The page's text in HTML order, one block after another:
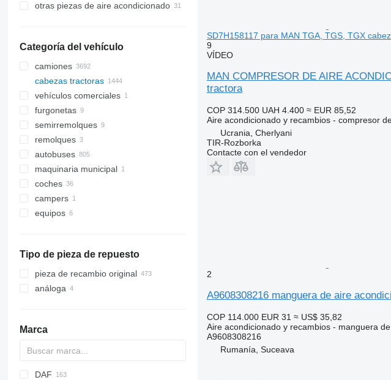
otras piezas de aire acondicionado
Categoría del vehículo
camiones
cabezas tractoras
vehículos comerciales
furgonetas
semirremolques
remolques
autobuses
maquinaria municipal
vehículos municipales
camiones de basura
coches
campers
equipos
equipos frigoríficos
Tipo de pieza de repuesto
pieza de recambio original
análoga
Marca
DAF
SD7H158117 para MAN TGA, TGS, TGX
9
VÍDEO
MAN COMPRESOR DE AIRE
tractora
COP 314.500 UAH 4.400 ≈ EUR 85,52
Aire acondicionado y recambios - compresor
Ucrania, Cherlyani
TIR-Rozborka
Contacte con el vendedor
2
A9608308216 manguera de aire
COP 114.000 EUR 31 ≈ US$ 35,82
Aire acondicionado y recambios - manguera
A9608308216
Rumanía, Suceava